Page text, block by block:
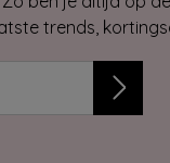
trends,